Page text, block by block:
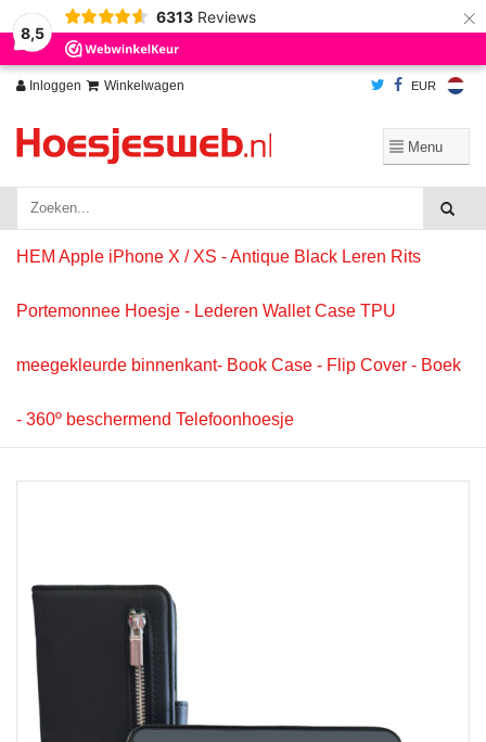
8,5
6313 Reviews ×
Inloggen Winkelwagen EUR
HEM Apple iPhone X / XS - Antique Black Leren Rits
Portemonnee Hoesje - Lederen Wallet Case TPU
meegekleurde binnenkant- Book Case - Flip Cover - Boek
- 360º beschermend Telefoonhoesje
Wij slaan cookies op om onze website te verbeteren. Is dat akkoord?
Ja
Nee